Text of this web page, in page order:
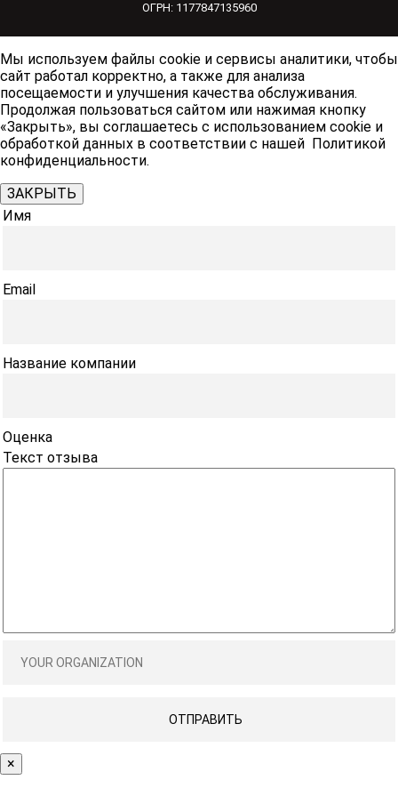
ОГРН: 1177847135960
Мы используем файлы cookie и сервисы аналитики, чтобы
сайт работал корректно, а также для анализа
посещаемости и улучшения качества обслуживания.
Продолжая пользоваться сайтом или нажимая кнопку
«Закрыть», вы соглашаетесь с использованием cookie и
обработкой данных в соответствии с нашей Политикой
конфиденциальности.
ЗАКРЫТЬ
Имя
Email
Название компании
Оценка
Текст отзыва
×